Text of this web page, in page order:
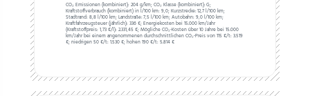
CO₂ Emissionen (kombiniert): 204 g/km;CO₂ Klasse (kombiniert): G;
Kraftstoffverbrauch (kombiniert) in l/100 km: 9,0;Kurzstrecke: 12,7 l/100 km;
Stadtrand: 8,8 l/100 km;Landstraße: 7,5 l/100 km;Autobahn: 9,0 l/100 km;
Kraftfahrzeugsteuer (jährlich): 336 €;Energiekosten bei 15.000 km/Jahr
(Kraftstoffpreis: 1,73€/l): 2.331,45 €;Mögliche CO₂-Kosten über 10 Jahre bei 15.000
km/Jahr bei einem angenommenen durchschnittlichen CO₂-Preis von 115 €/t: 3.519
€; niedrigen 50 €/t: 1.530 €; hohen 190 €/t: 5.814 €